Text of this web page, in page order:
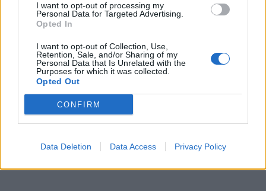
I want to opt-out of processing my
Personal Data for Targeted Advertising.
Opted In
I want to opt-out of Collection, Use,
Retention, Sale, and/or Sharing of my
Personal Data that Is Unrelated with the
Purposes for which it was collected.
Opted Out
CONFIRM
Data Deletion Data Access Privacy Policy